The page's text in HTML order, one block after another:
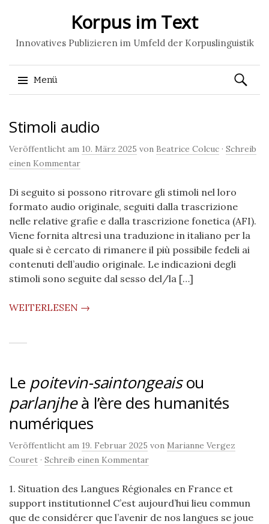
Korpus im Text
Innovatives Publizieren im Umfeld der Korpuslinguistik
Menü
zum
Suchen
nach:
Stimoli audio
Veröffentlicht am 10. März 2025 von Beatrice Colcuc · Schreib
einen Kommentar
Di seguito si possono ritrovare gli stimoli nel loro
formato audio originale, seguiti dalla trascrizione
nelle relative grafie e dalla trascrizione fonetica (AFI).
Viene fornita altresì una traduzione in italiano per la
quale si è cercato di rimanere il più possibile fedeli ai
contenuti dell’audio originale. Le indicazioni degli
stimoli sono seguite dal sesso del/la […]
WEITERLESEN →
Le poitevin-saintongeaisou
parlanjheà l’ère des humanités
numériques
Veröffentlicht am 19. Februar 2025 von Marianne Vergez
Couret · Schreib einen Kommentar
1. Situation des Langues Régionales en France et
support institutionnel C’est aujourd’hui lieu commun
que de considérer que l’avenir de nos langues se joue